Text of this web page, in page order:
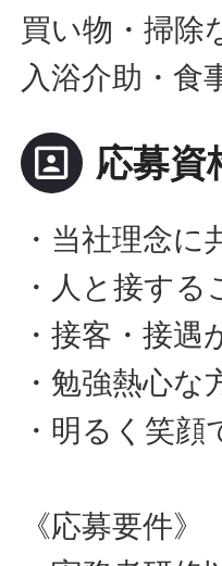
買い物・掃除
入浴介助・食
portrait 応募資
・当社理念
・人と接す
・接客・接
・勉強熱心な
・明るく笑顔
《応募要件》